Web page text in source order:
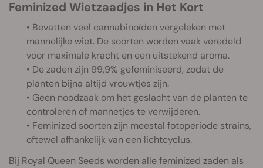
Feminized Wietzaadjes in Het Kort
• Bevatten veel cannabinoïden vergeleken met
mannelijke wiet. De soorten worden vaak veredeld
voor maximale kracht en een uitstekend aroma.
• De zaden zijn 99,9% gefeminiseerd, zodat de
planten bijna altijd vrouwtjes zijn.
• Geen noodzaak om het geslacht van de planten te
controleren of mannetjes te verwijderen.
• Feminized soorten zijn meestal fotoperiode strains,
oftewel afhankelijk van een lichtcyclus.
Bij Royal Queen Seeds worden alle feminized zaden als